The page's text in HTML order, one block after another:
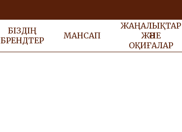
БІЗДІҢ
БРЕНДТЕР
МАНСАП
ЖАҢАЛЫҚТАР
ЖӘНЕ
ОҚИҒАЛАР